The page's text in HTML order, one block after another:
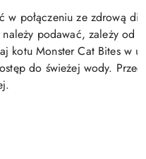
w połączeniu ze zdrową
należy podawać, zależy od
kotu Monster Cat Bites w
do świeżej wody.